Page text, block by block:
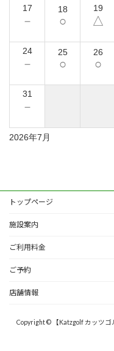
17
－
18
○
19
△
24
－
25
○
26
○
31
－
2026年7月
トップページ
施設案内
ご利用料金
ご予約
店舗情報
Copyright © 【Katzgolf カッツ